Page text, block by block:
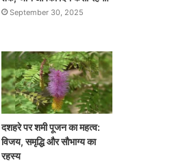
September 30, 2025
दशहरे पर शमी पूजन का महत्व:
विजय, समृद्धि और सौभाग्य का
रहस्य